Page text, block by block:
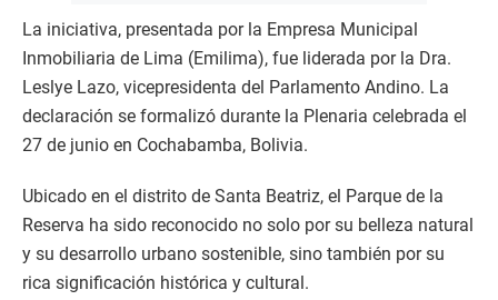
La iniciativa, presentada por la Empresa Municipal
Inmobiliaria de Lima (Emilima), fue liderada por la Dra.
Leslye Lazo, vicepresidenta del Parlamento Andino. La
declaración se formalizó durante la Plenaria celebrada el
27 de junio en Cochabamba, Bolivia.
Ubicado en el distrito de Santa Beatriz, el Parque de la
Reserva ha sido reconocido no solo por su belleza natural
y su desarrollo urbano sostenible, sino también por su
rica significación histórica y cultural.